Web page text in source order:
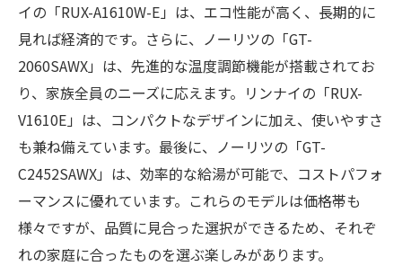
イの「RUX-A1610W-E」は、エコ性能が高く、長期的に
見れば経済的です。さらに、ノーリツの「GT-
2060SAWX」は、先進的な温度調節機能が搭載されてお
り、家族全員のニーズに応えます。リンナイの「RUX-
V1610E」は、コンパクトなデザインに加え、使いやすさ
も兼ね備えています。最後に、ノーリツの「GT-
C2452SAWX」は、効率的な給湯が可能で、コストパフォ
ーマンスに優れています。これらのモデルは価格帯も
様々ですが、品質に見合った選択ができるため、それぞ
れの家庭に合ったものを選ぶ楽しみがあります。